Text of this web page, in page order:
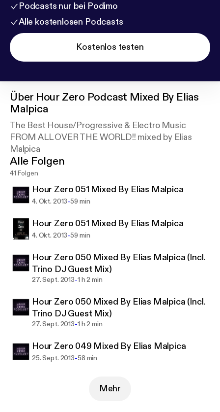
Podcasts nur bei Podimo
Alle kostenlosen Podcasts
Kostenlos testen
Über Hour Zero Podcast Mixed By Elias
Malpica
The Best House/Progressive & Electro Music
FROM ALL OVER THE WORLD!! mixed by Elias
Malpica
Alle Folgen
41 Folgen
Hour Zero 051 Mixed By Elias Malpica
4. Okt. 2013-59 min
Hour Zero 051 Mixed By Elias Malpica
4. Okt. 2013-59 min
Hour Zero 050 Mixed By Elias Malpica (Incl.
Trino DJ Guest Mix)
27. Sept. 2013-1 h 2 min
Hour Zero 050 Mixed By Elias Malpica (Incl.
Trino DJ Guest Mix)
27. Sept. 2013-1 h 2 min
Hour Zero 049 Mixed By Elias Malpica
25. Sept. 2013-58 min
Mehr